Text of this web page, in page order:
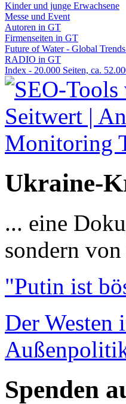
Kinder und junge Erwachsene
Messe und Event
Autoren in GT
Firmenseiten in GT
Future of Water - Global
RADIO in GT
Index - 20.000 Seiten, ca.
Ukraine-
... eine
sondern
"Putin ist
Der Westen
Spenden